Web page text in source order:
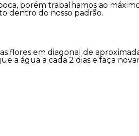
porém trabalhamos ao
dentro do nosso padrão.
flores em diagonal de
a água a cada 2 dias e faça